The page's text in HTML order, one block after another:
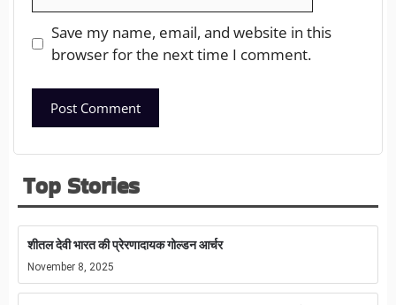
Save my name, email, and website in this
browser for the next time I comment.
Top Stories
शीतल देवी भारत की प्रेरणादायक गोल्डन आर्चर
November 8, 2025